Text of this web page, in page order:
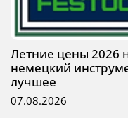
Летние цены 2026
немецкий
лучшее
07.08.2026